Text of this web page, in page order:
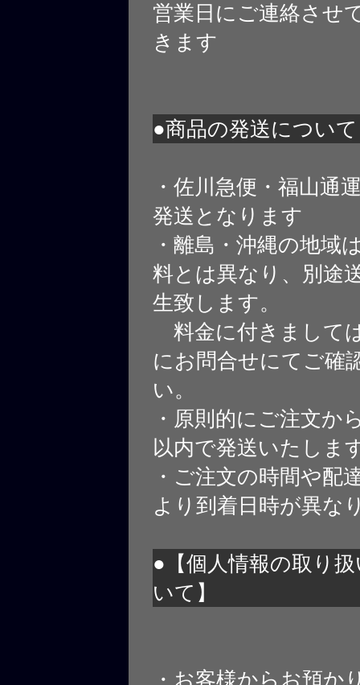
営業日にご連絡させ
きます
●商品の発送について
・佐川急便・福山通
発送となります
・離島・沖縄の地域
料とは異なり、別途
生致します。
料金に付きまして
にお問合せにてご確
い。
・原則的にご注文か
以内で発送いたしま
・ご注文の時間や配
より到着日時が異な
●【個人情報の取り
いて】
・お客様からお預か